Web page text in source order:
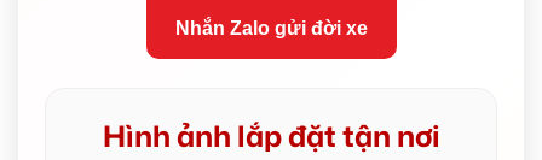
Nhắn Zalo gửi đời xe
Hình ảnh lắp đặt tận nơi